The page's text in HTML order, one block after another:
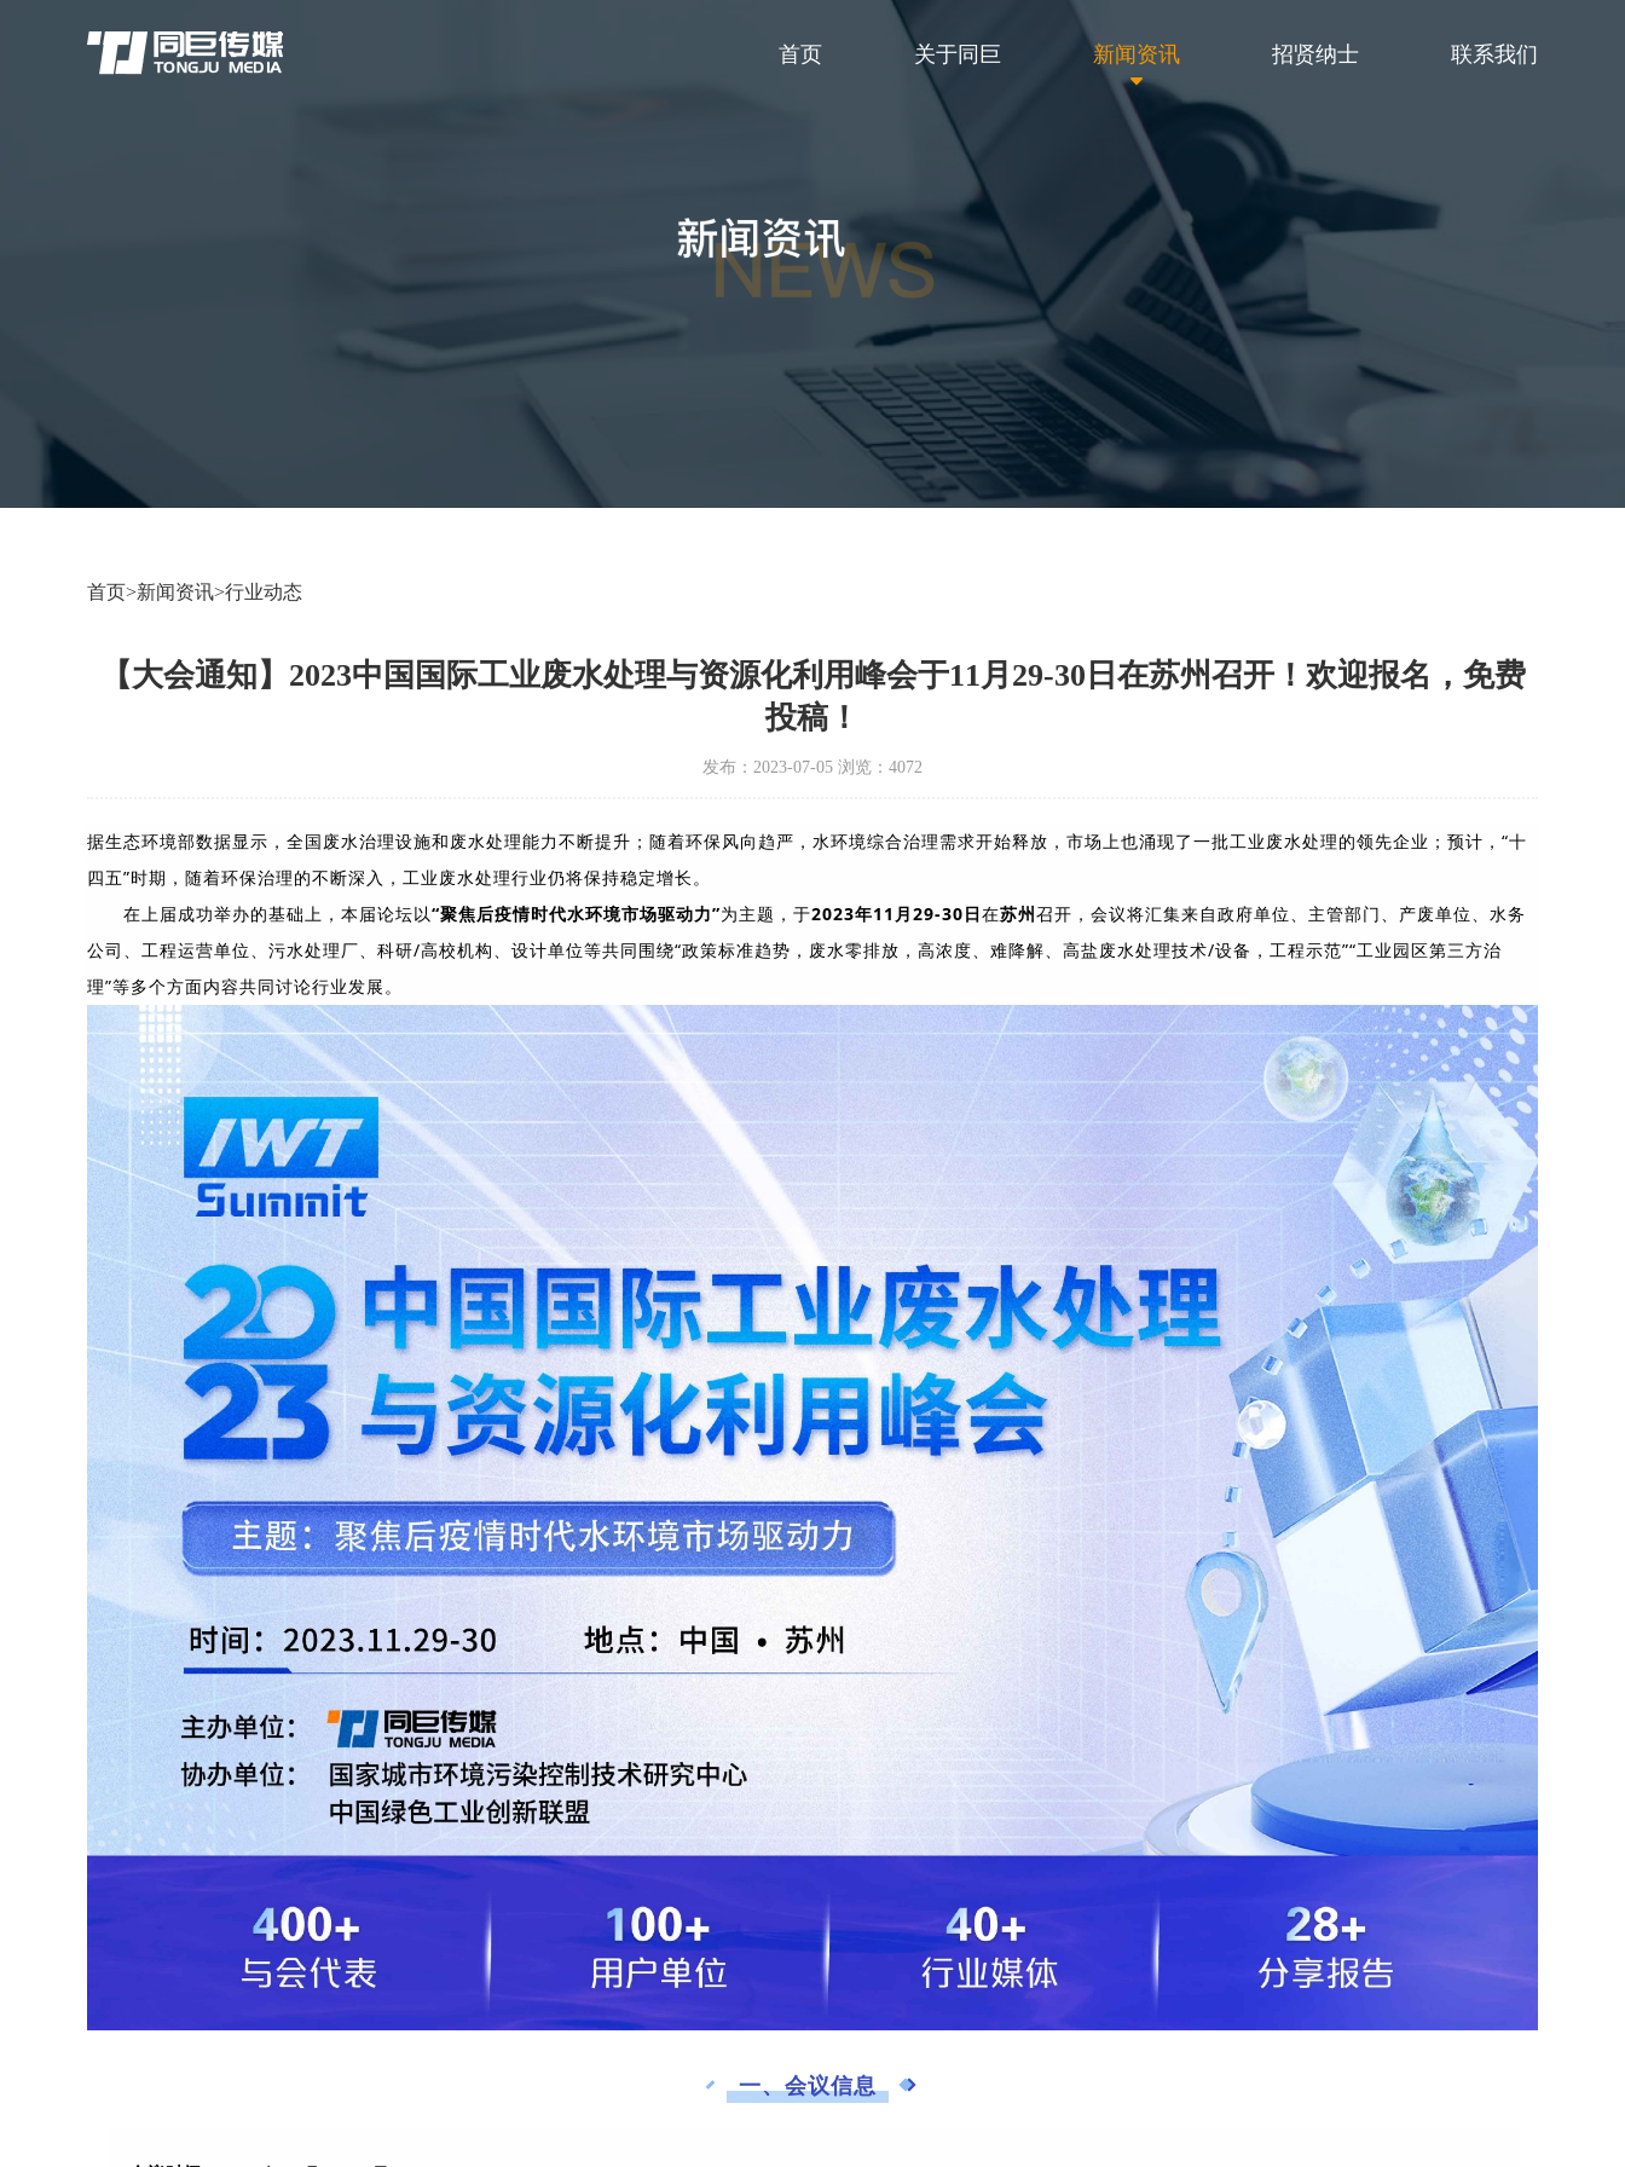
首页 关于同巨 新闻资讯 招贤纳士 联系我们
首页>新闻资讯>行业动态
【大会通知】2023中国国际工业废水处理与资源化利用峰会于11月29-30日在苏州召开！欢迎报名，免费
投稿！
发布：2023-07-05 浏览：4072
据生态环境部数据显示，全国废水治理设施和废水处理能力不断提升；随着环保风向趋严，水环境综合治理需求开始释放，市场上也涌现了一批工业废水处理的领先企业；预计，“十
四五”时期，随着环保治理的不断深入，工业废水处理行业仍将保持稳定增长。
在上届成功举办的基础上，本届论坛以“聚焦后疫情时代水环境市场驱动力”为主题，于2023年11月29-30日在苏州召开，会议将汇集来自政府单位、主管部门、产废单位、水务
公司、工程运营单位、污水处理厂、科研/高校机构、设计单位等共同围绕“政策标准趋势，废水零排放，高浓度、难降解、高盐废水处理技术/设备，工程示范”“工业园区第三方治
理”等多个方面内容共同讨论行业发展。
一、会议信息